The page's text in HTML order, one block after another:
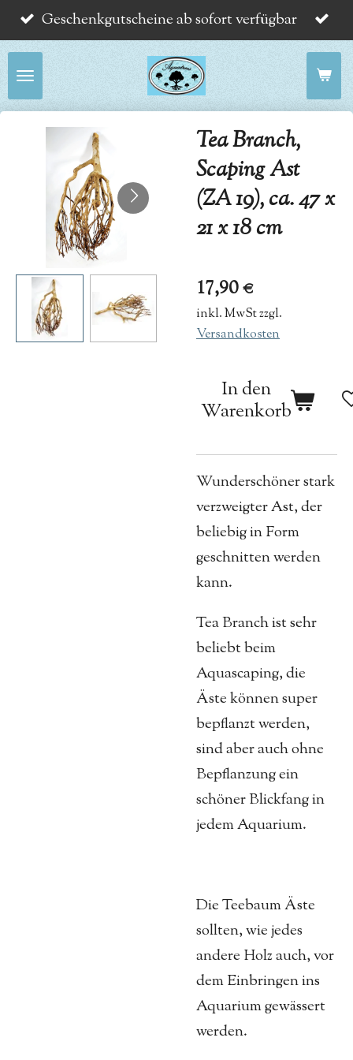
Zum
Hauptinhalt
springen
Geschenkgutscheine ab sofort verfügbar
Tea Branch,
Scaping Ast
(ZA 19), ca. 47 x
21 x 18 cm
17,90 €
inkl. MwSt zzgl.
Versandkosten
In den
Warenkorb
Wunderschöner stark
verzweigter Ast, der
beliebig in Form
geschnitten werden
kann.
Tea Branch ist sehr
beliebt beim
Aquascaping, die
Äste können super
bepflanzt werden,
sind aber auch ohne
Bepflanzung ein
schöner Blickfang in
jedem Aquarium.
Die Teebaum Äste
sollten, wie jedes
andere Holz auch, vor
dem Einbringen ins
Aquarium gewässert
werden.